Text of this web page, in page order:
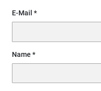
E-Mail
Name